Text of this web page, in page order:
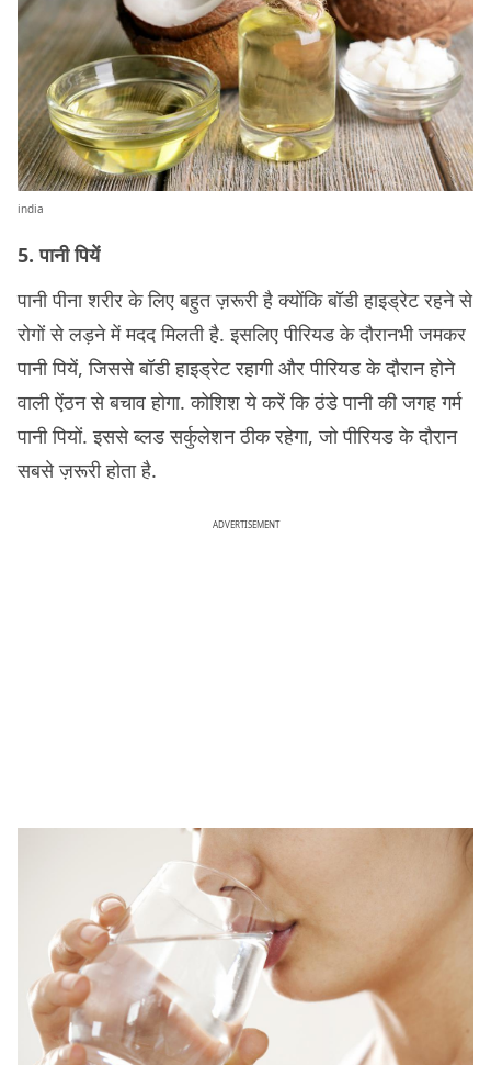
india
5. पानी पियें
पानी पीना शरीर के लिए बहुत ज़रूरी है क्योंकि बॉडी हाइड्रेट रहने से
रोगों से लड़ने में मदद मिलती है. इसलिए पीरियड के दौरानभी जमकर
पानी पियें, जिससे बॉडी हाइड्रेट रहागी और पीरियड के दौरान होने
वाली ऐंठन से बचाव होगा. कोशिश ये करें कि ठंडे पानी की जगह गर्म
पानी पियों. इससे ब्लड सर्कुलेशन ठीक रहेगा, जो पीरियड के दौरान
सबसे ज़रूरी होता है.
ADVERTISEMENT